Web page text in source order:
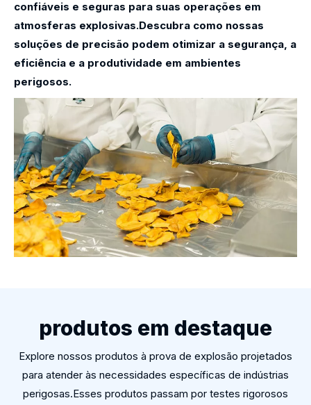
confiáveis ​​e seguras para suas operações em
atmosferas explosivas.Descubra como nossas
soluções de precisão podem otimizar a segurança, a
eficiência e a produtividade em ambientes
perigosos.
produtos em destaque
Explore nossos produtos à prova de explosão projetados
para atender às necessidades específicas de indústrias
perigosas.Esses produtos passam por testes rigorosos